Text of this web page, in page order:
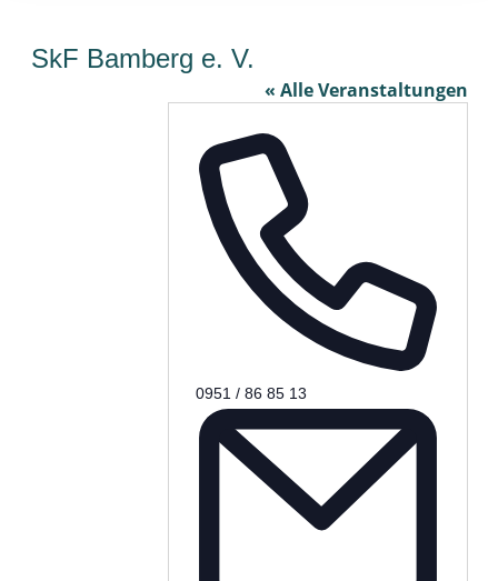
SkF Bamberg e. V.
« Alle Veranstaltungen
Telefon
0951 / 86 85 13